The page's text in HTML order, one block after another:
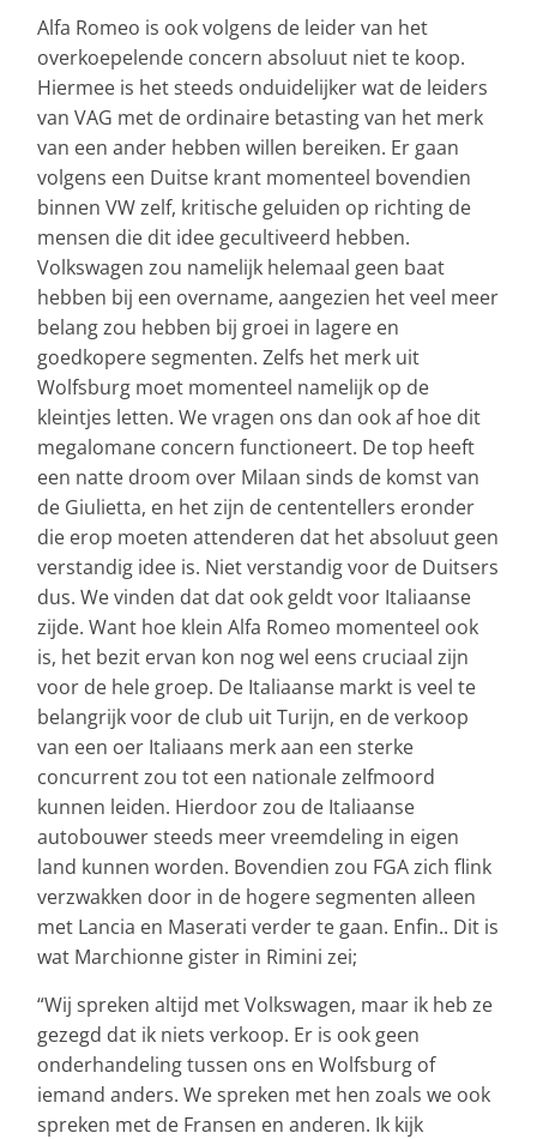
Alfa Romeo is ook volgens de leider van het
overkoepelende concern absoluut niet te koop.
Hiermee is het steeds onduidelijker wat de leiders
van VAG met de ordinaire betasting van het merk
van een ander hebben willen bereiken. Er gaan
volgens een Duitse krant momenteel bovendien
binnen VW zelf, kritische geluiden op richting de
mensen die dit idee gecultiveerd hebben.
Volkswagen zou namelijk helemaal geen baat
hebben bij een overname, aangezien het veel meer
belang zou hebben bij groei in lagere en
goedkopere segmenten. Zelfs het merk uit
Wolfsburg moet momenteel namelijk op de
kleintjes letten. We vragen ons dan ook af hoe dit
megalomane concern functioneert. De top heeft
een natte droom over Milaan sinds de komst van
de Giulietta, en het zijn de cententellers eronder
die erop moeten attenderen dat het absoluut geen
verstandig idee is. Niet verstandig voor de Duitsers
dus. We vinden dat dat ook geldt voor Italiaanse
zijde. Want hoe klein Alfa Romeo momenteel ook
is, het bezit ervan kon nog wel eens cruciaal zijn
voor de hele groep. De Italiaanse markt is veel te
belangrijk voor de club uit Turijn, en de verkoop
van een oer Italiaans merk aan een sterke
concurrent zou tot een nationale zelfmoord
kunnen leiden. Hierdoor zou de Italiaanse
autobouwer steeds meer vreemdeling in eigen
land kunnen worden. Bovendien zou FGA zich flink
verzwakken door in de hogere segmenten alleen
met Lancia en Maserati verder te gaan. Enfin.. Dit is
wat Marchionne gister in Rimini zei;
“Wij spreken altijd met Volkswagen, maar ik heb ze
gezegd dat ik niets verkoop. Er is ook geen
onderhandeling tussen ons en Wolfsburg of
iemand anders. We spreken met hen zoals we ook
spreken met de Fransen en anderen. Ik kijk